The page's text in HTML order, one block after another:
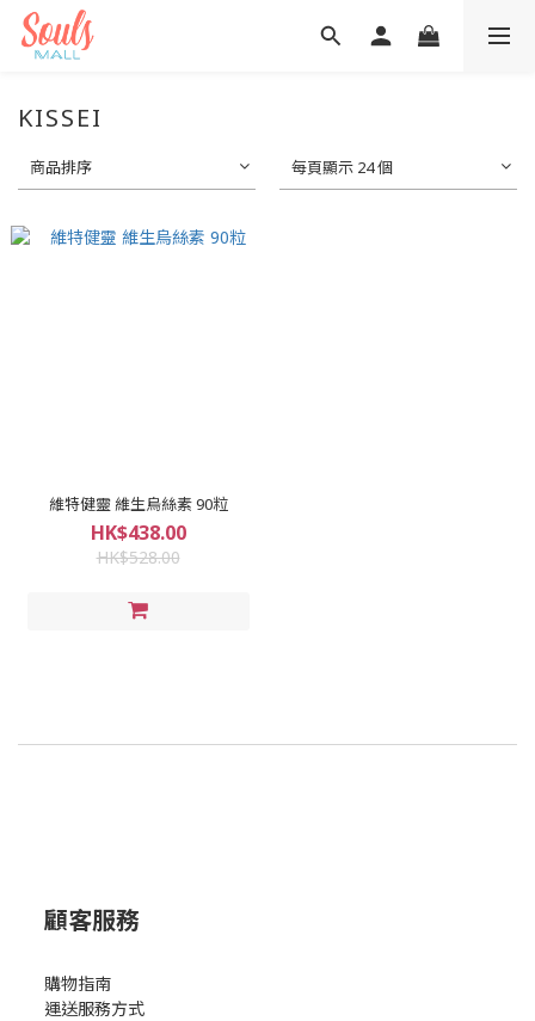
KISSEI
商品排序 每頁顯示 24 個
維特健靈 維生烏絲素 90粒
HK$438.00
HK$528.00
顧客服務
購物指南
運送服務方式